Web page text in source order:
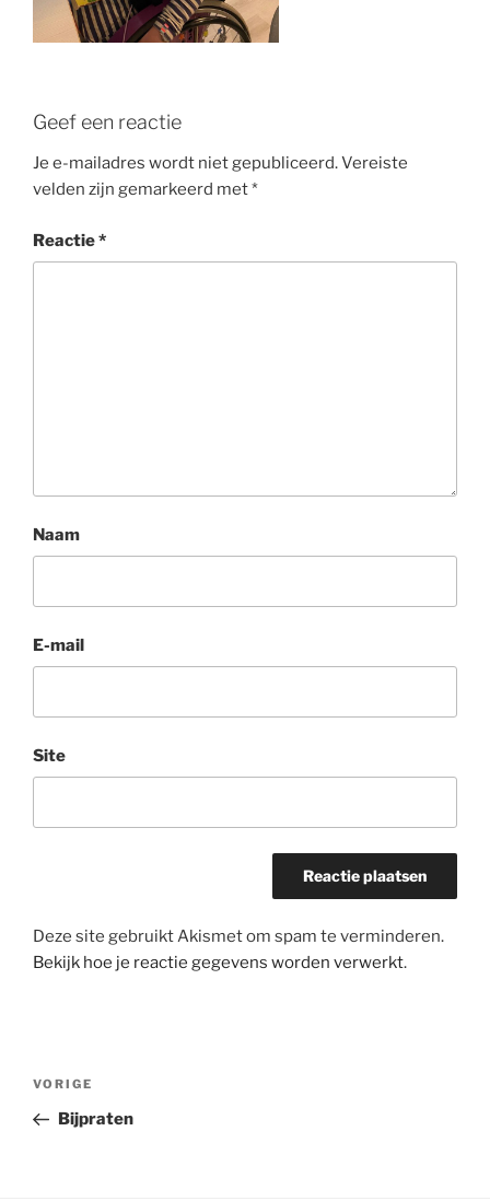
Geef een reactie
Je e-mailadres wordt niet gepubliceerd.Vereiste
velden zijn gemarkeerd met*
Reactie*
Naam
E-mail
Site
Deze site gebruikt Akismet om spam te verminderen.
Bekijk hoe je reactie gegevens worden verwerkt.
Bericht
Vorig
bericht
VORIGE
Bijpraten